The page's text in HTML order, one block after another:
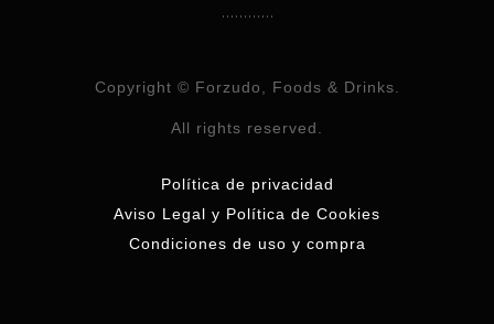
Copyright © Forzudo, Foods & Drinks.
All rights reserved.
Política de privacidad
Aviso Legal y Política de Cookies
Condiciones de uso y compra